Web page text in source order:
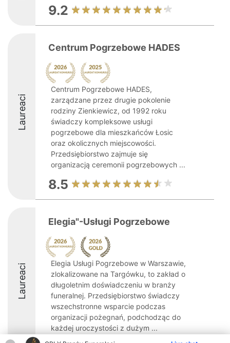
9.2
Laureaci
Centrum Pogrzebowe HADES
Centrum Pogrzebowe HADES,
zarządzane przez drugie pokolenie
rodziny Zienkiewicz, od 1992 roku
świadczy kompleksowe usługi
pogrzebowe dla mieszkańców Łosic
oraz okolicznych miejscowości.
Przedsiębiorstwo zajmuje się
organizacją ceremonii pogrzebowych ...
8.5
Laureaci
Elegia"-Usługi Pogrzebowe
Elegia Usługi Pogrzebowe w Warszawie,
zlokalizowane na Targówku, to zakład o
długoletnim doświadczeniu w branży
funeralnej. Przedsiębiorstwo świadczy
wszechstronne wsparcie podczas
organizacji pożegnań, podchodząc do
każdej uroczystości z dużym ...